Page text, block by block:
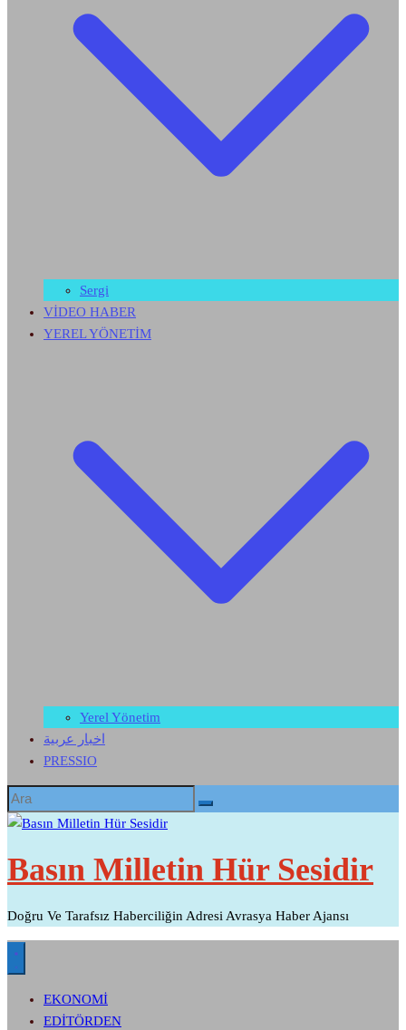
Sergi
VİDEO HABER
YEREL YÖNETİM
Yerel Yönetim
اخبار عربية
PRESSIO
Basın Milletin Hür Sesidir
Doğru Ve Tarafsız Haberciliğin Adresi Avrasya Haber Ajansı
EKONOMİ
EDİTÖRDEN